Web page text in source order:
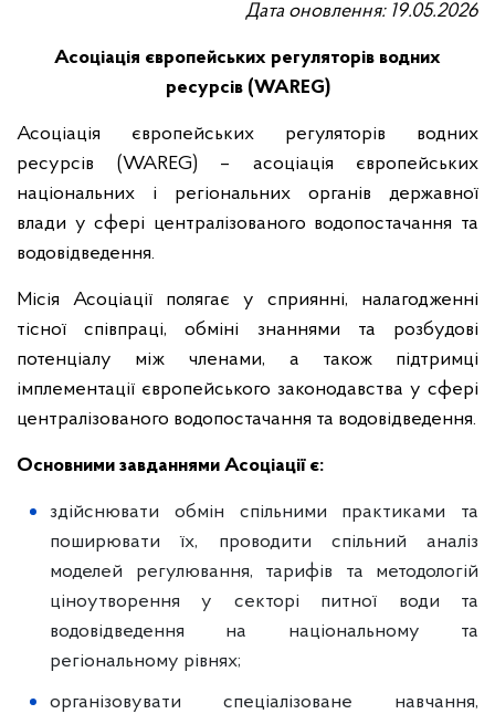
Дата оновлення: 19.05.2026
Асоціація європейських регуляторів водних
ресурсів (WAREG)
Асоціація європейських регуляторів водних
ресурсів (WAREG) – асоціація європейських
національних і регіональних органів державної
влади у сфері централізованого водопостачання та
водовідведення.
Місія Асоціації полягає у сприянні, налагодженні
тісної співпраці, обміні знаннями та розбудові
потенціалу між членами, а також підтримці
імплементації європейського законодавства у сфері
централізованого водопостачання та водовідведення.
Основними завданнями Асоціації є:
здійснювати обмін спільними практиками та
поширювати їх, проводити спільний аналіз
моделей регулювання, тарифів та методологій
ціноутворення у секторі питної води та
водовідведення на національному та
регіональному рівнях;
організовувати спеціалізоване навчання,